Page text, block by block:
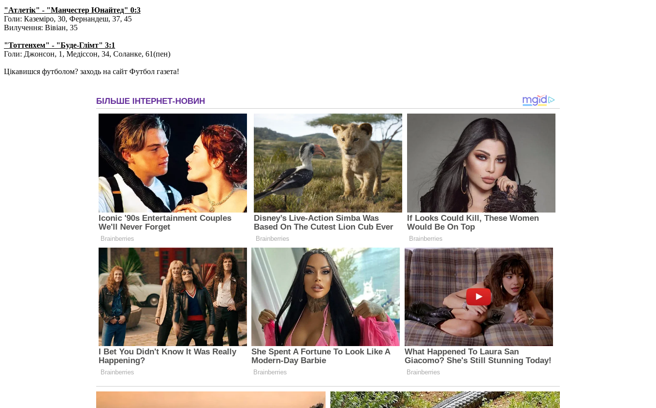
"Атлетік" - "Манчестер Юнайтед" 0:3
Голи: Каземіро, 30, Фернандеш, 37, 45
Вилучення: Вівіан, 35
"Тоттенхем" - "Буде-Глімт" 3:1
Голи: Джонсон, 1, Медіссон, 34, Соланке, 61(пен)
Цікавишся футболом? заходь на сайт Футбол газета!